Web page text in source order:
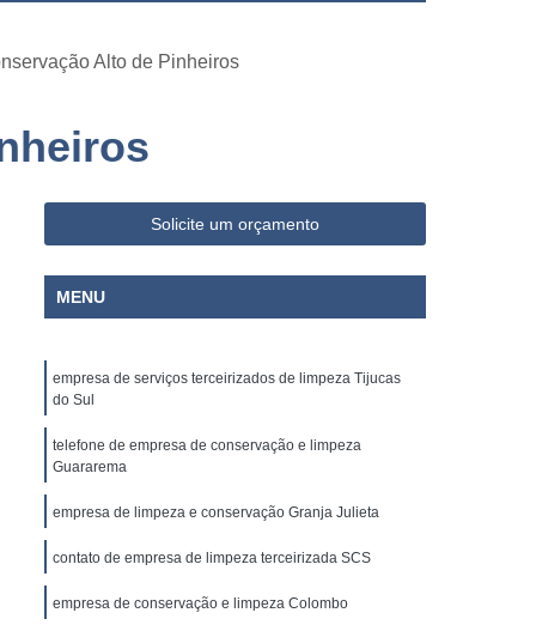
Indústrias
Embarque Controlado Paraná
Empresa de Portaria e Limpeza
Empresa de Portaria Terceirizada
e Portaria
Empresa Portaria
Empresa Terceirizada de Portaria
de Condomínio
de Condomínios
de Condomínios Residenciais
de Condomínio
de Condomínio
de Condomínios
Alto de Pinheiros
Solicite um orçamento
MENU
empresa de serviços terceirizados de limpeza Tijucas
do Sul
telefone de empresa de conservação e limpeza
Guararema
empresa de limpeza e conservação Granja Julieta
contato de empresa de limpeza terceirizada SCS
empresa de conservação e limpeza Colombo